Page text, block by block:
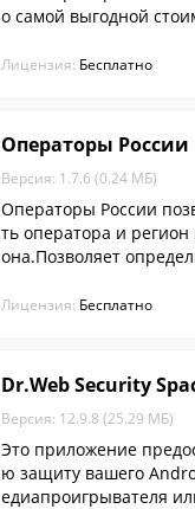
о самой выгодной
Лицензия: Бесплатно
Операторы России
Версия: 1.7.6 (0.24 МБ)
Операторы России
ть оператора и
она.Позволяет
ы.
Лицензия: Бесплатно
Dr.Web Security
Версия: 12.9.8 (25.29 МБ)
Это приложение
ю защиту вашего
едиапроигрывателя